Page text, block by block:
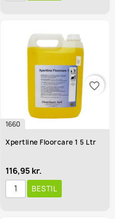
1660
Xpertline Floorcare 1 5 Ltr
116,95 kr.
BESTIL
favorite_border